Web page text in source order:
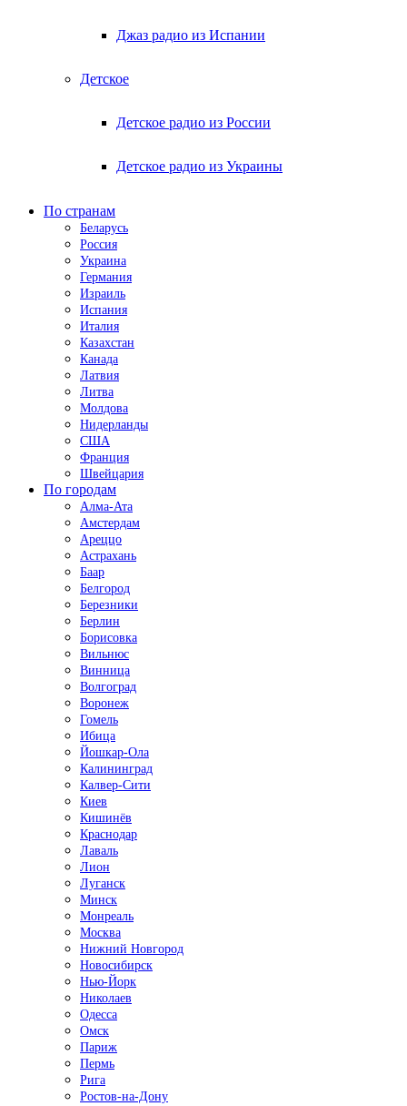
Джаз радио из Испании
Детское
Детское радио из России
Детское радио из Украины
По странам
Беларусь
Россия
Украина
Германия
Израиль
Испания
Италия
Казахстан
Канада
Латвия
Литва
Молдова
Нидерланды
США
Франция
Швейцария
По городам
Алма-Ата
Амстердам
Ареццо
Астрахань
Баар
Белгород
Березники
Берлин
Борисовка
Вильнюс
Винница
Волгоград
Воронеж
Гомель
Ибица
Йошкар-Ола
Калининград
Калвер-Сити
Киев
Кишинёв
Краснодар
Лаваль
Лион
Луганск
Минск
Монреаль
Москва
Нижний Новгород
Новосибирск
Нью-Йорк
Николаев
Одесса
Омск
Париж
Пермь
Рига
Ростов-на-Дону